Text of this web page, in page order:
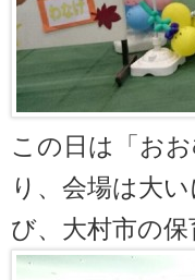
この日は「お
り、会場は大
び、大村市の